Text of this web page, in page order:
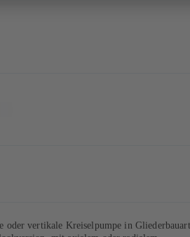
ErP Richtlinien weit voraus.
oder vertikale Kreiselpumpe in